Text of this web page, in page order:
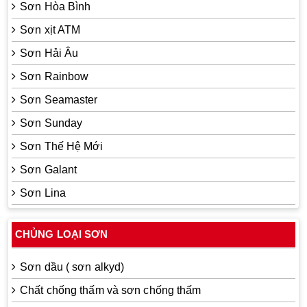
Sơn Hòa Bình
Sơn xịt ATM
Sơn Hải Âu
Sơn Rainbow
Sơn Seamaster
Sơn Sunday
Sơn Thế Hệ Mới
Sơn Galant
Sơn Lina
CHỦNG LOẠI SƠN
Sơn dầu ( sơn alkyd)
Chất chống thấm và sơn chống thấm